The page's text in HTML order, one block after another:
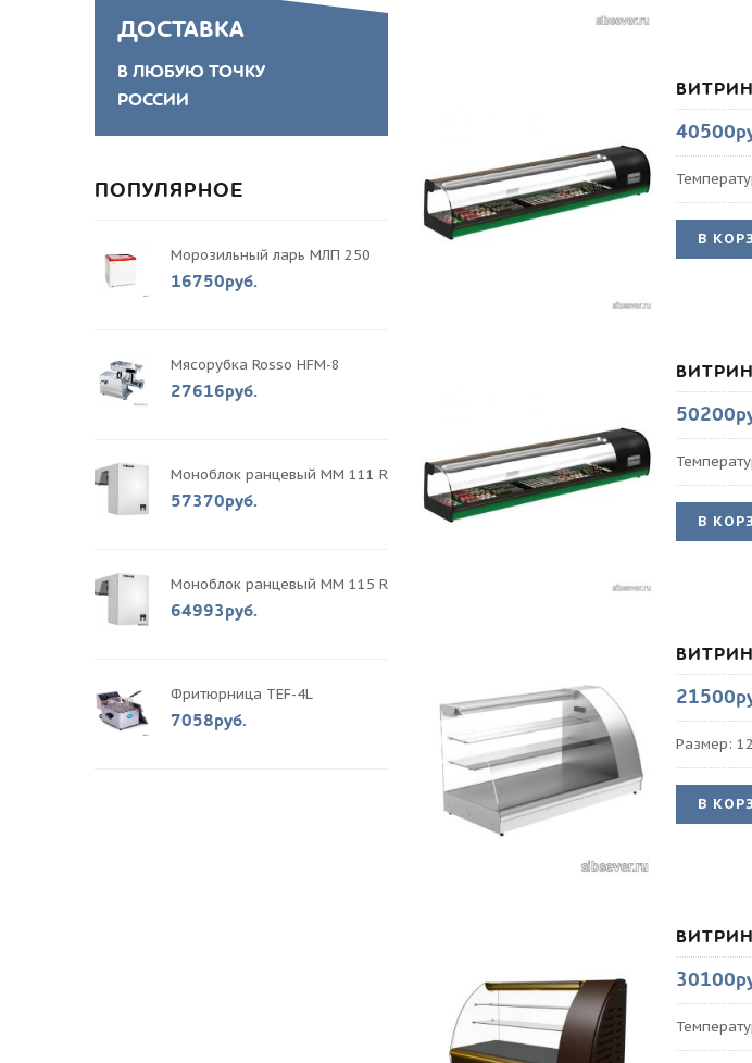
В
В
Размер:
В
ДОСТАВКА
В ЛЮБУЮ ТОЧКУ
РОССИИ
ПОПУЛЯРНОЕ
Морозильный ларь МЛП 250
16750руб.
Мясорубка Rosso HFM-8
27616руб.
Моноблок ранцевый MM 111 R
57370руб.
Моноблок ранцевый MM 115 R
64993руб.
Фритюрница TEF-4L
7058руб.